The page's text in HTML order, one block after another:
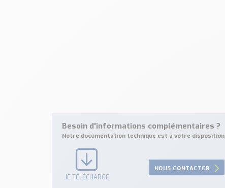
Besoin d'informations complémentaires ?
Notre documentation technique est à votre disposition
JE TÉLÉCHARGE
NOUS CONTACTER